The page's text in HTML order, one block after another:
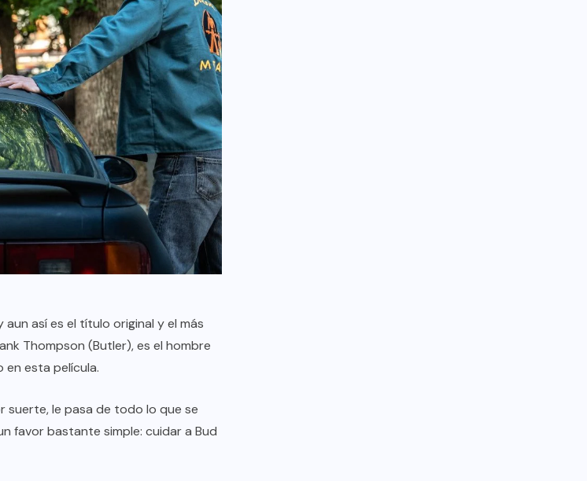
así es el título original y el más
Thompson (Butler), es el hombre
en esta película.
suerte, le pasa de todo lo que se
favor bastante simple: cuidar a Bud